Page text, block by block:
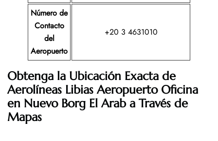
Número de
Contacto
del
Aeropuerto
+20 3 4631010
Obtenga la Ubicación Exacta de
Aerolíneas LibiasAeropuerto Oficina
en Nuevo Borg El Arab a Través de
Mapas